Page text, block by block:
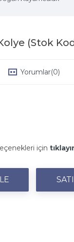
(Stok
Yorumlar(0)
için